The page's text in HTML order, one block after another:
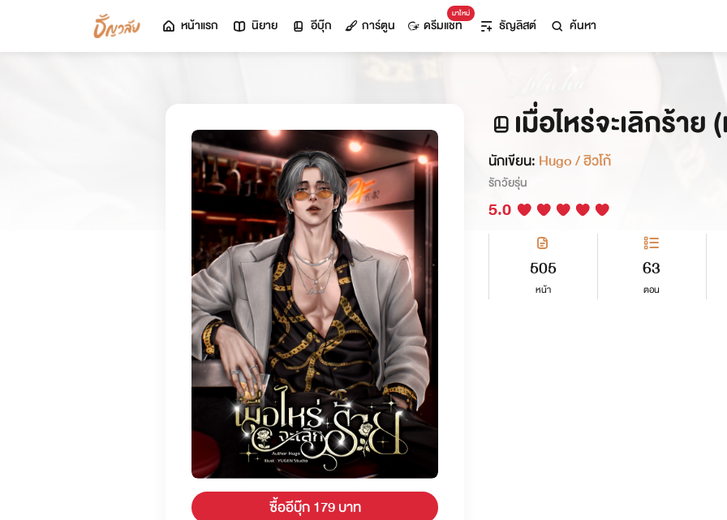
หน้าแรก นิยาย อีบุ๊ก การ์ตูน
มาใหม่
ดรีมแชท ธัญลิสต์ ค้นหา
ซื้ออีบุ๊ก 179 บาท
เมื่อไหร่จะเลิกร้าย
นักเขียน: Hugo / ฮิวโก้
รักวัยรุ่น
5.0
505
หน้า
63
ตอน